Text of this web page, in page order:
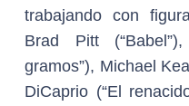
trabajando con
Brad Pitt
gramos”), Michael
DiCaprio (“El